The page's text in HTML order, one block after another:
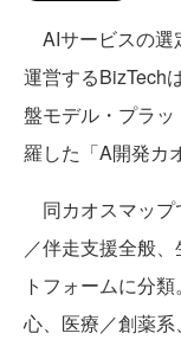
AIサービスの選
運営するBizTech
盤モデル・プラ
羅した「A開発カ
同カオスマップ
／伴走支援全般
トフォームに分
心、医療／創薬